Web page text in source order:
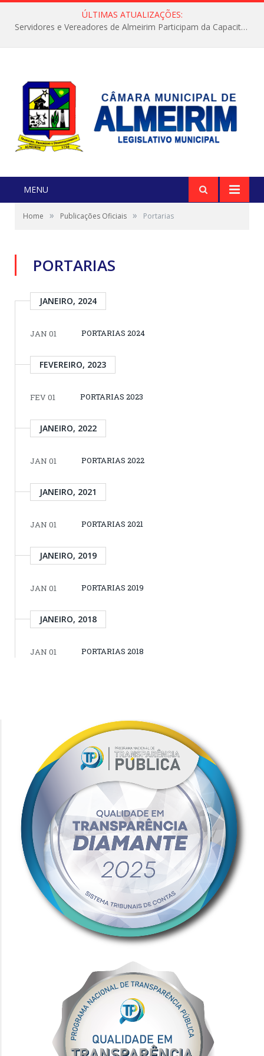
ÚLTIMAS ATUALIZAÇÕES:
Servidores e Vereadores de Almeirim Participam da Capacitação “Orientar é a Nossa Missão”
MENU
Home » Publicações Oficiais » Portarias
PORTARIAS
JANEIRO, 2024
JAN 01 PORTARIAS 2024
FEVEREIRO, 2023
FEV 01 PORTARIAS 2023
JANEIRO, 2022
JAN 01 PORTARIAS 2022
JANEIRO, 2021
JAN 01 PORTARIAS 2021
JANEIRO, 2019
JAN 01 PORTARIAS 2019
JANEIRO, 2018
JAN 01 PORTARIAS 2018